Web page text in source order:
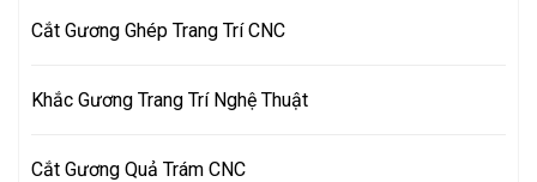
Cắt Gương Ghép Trang Trí CNC
Khắc Gương Trang Trí Nghệ Thuật
Cắt Gương Quả Trám CNC